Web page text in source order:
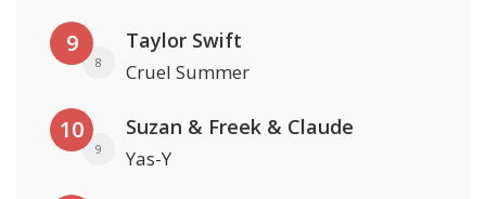
9
8
Taylor Swift
Cruel Summer
10
9
Suzan & Freek & Claude
Yas-Y